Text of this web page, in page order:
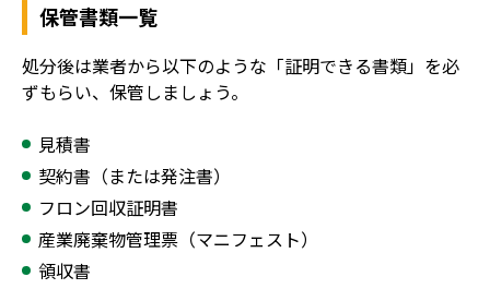
保管書類一覧
処分後は業者から以下のような「証明できる書類」を必
ずもらい、保管しましょう。
見積書
契約書（または発注書）
フロン回収証明書
産業廃棄物管理票（マニフェスト）
領収書